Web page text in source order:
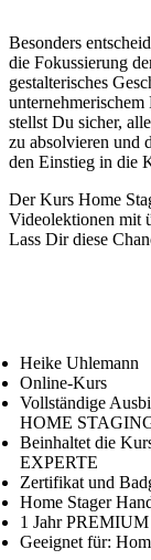
Besonders
die Fokussierung
gestalterisches
stellst Du sicher,
zu absolvieren und
den Einstieg in die
Der Kurs Home
Videolektionen mit
Lass Dir diese
Heike Uhlemann
Online-Kurs
Vollständige
HOME
Beinhaltet die
EXPERTE
Zertifikat und
Home Stager
1 Jahr
Geeignet für: